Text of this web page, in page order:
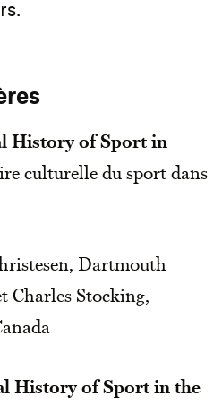
History of Sport in
culturelle du sport dans
Dartmouth
Charles Stocking,
History of Sport in the